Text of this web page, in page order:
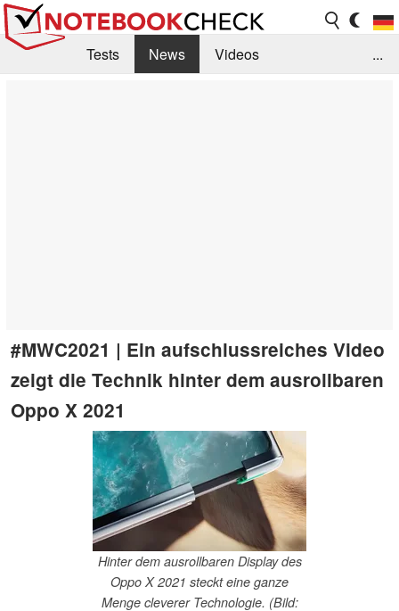
Tests News
Videos
...
#MWC2021 | Ein aufschlussreiches Video
zeigt die Technik hinter dem ausrollbaren
Oppo X 2021
Hinter dem ausrollbaren Display des
Oppo X 2021 steckt eine ganze
Menge cleverer Technologie. (Bild: